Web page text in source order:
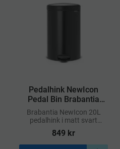
​Pedalhink NewIcon
Pedal Bin Brabantia
Matt Svart 20L
Brabantia NewIcon 20L
pedalhink i matt svart
rostfritt stål är ett praktiskt
och stilrent val för kök,
kontor eller badrum
849 kr